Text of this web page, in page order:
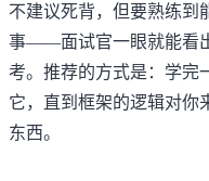
不建议死背，但要熟练到
事——面试官一眼就能看
考。推荐的方式是：学完
它，直到框架的逻辑对你
东西。